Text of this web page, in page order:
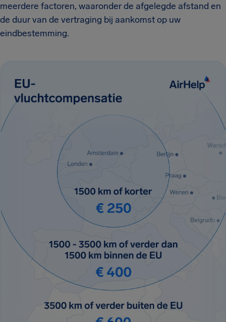
meerdere factoren, waaronder de afgelegde afstand en
de duur van de vertraging bij aankomst op uw
eindbestemming.